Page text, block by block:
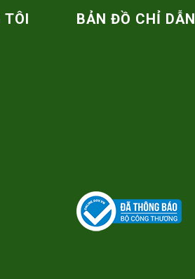
TÔI BẢN ĐỒ CHỈ DẪN